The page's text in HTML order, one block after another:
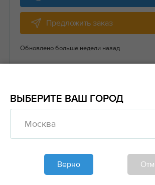
Предложить заказ
Обновлено больше недели назад
Транспорт
договорная
Россия— Лебедянский район
ВЫБЕРИТЕ ВАШ ГОРОД
Москва
Верно